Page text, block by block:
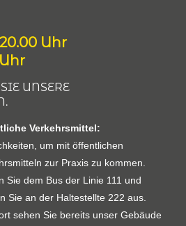
Uhr
UNSERE
Verkehrsmittel:
um mit öffentlichen
zur Praxis zu kommen.
Sie dem Bus der Linie 111 und
Sie an der Haltestellte 222 aus.
sehen Sie bereits unser Gebäude